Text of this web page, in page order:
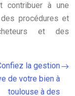
contribuer à une
procédures et
et des
la gestion
de votre bien à
toulouse à des